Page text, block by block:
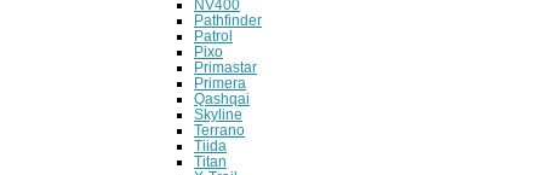
NV400
Pathfinder
Patrol
Pixo
Primastar
Primera
Qashqai
Skyline
Terrano
Tiida
Titan